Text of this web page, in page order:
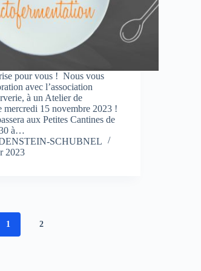
pour vous ! Nous vous
avec l’association
à un Atelier de
mercredi 15 novembre 2023 !
aux Petites Cantines de
à…
SCHUBNEL
2023
1 2